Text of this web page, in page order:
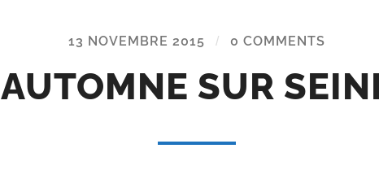
13 NOVEMBRE 2015 / 0 COMMENTS
AUTOMNE SUR